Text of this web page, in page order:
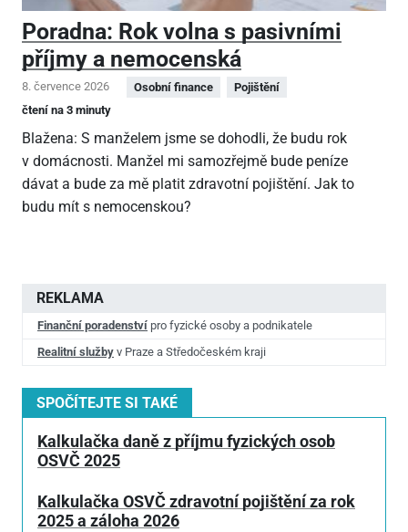
Poradna: Rok volna s pasivními
příjmy a nemocenská
8. července 2026 Osobní finance
Pojištění
čtení na 3 minuty
Blažena: S manželem jsme se dohodli, že budu rok
v domácnosti. Manžel mi samozřejmě bude peníze
dávat a bude za mě platit zdravotní pojištění. Jak to
budu mít s nemocenskou?
REKLAMA
Finanční poradenství pro fyzické osoby a podnikatele
Realitní služby v Praze a Středočeském kraji
SPOČÍTEJTE SI TAKÉ
Kalkulačka daně z příjmu fyzických osob
OSVČ 2025
Kalkulačka OSVČ zdravotní pojištění za rok
2025 a záloha 2026